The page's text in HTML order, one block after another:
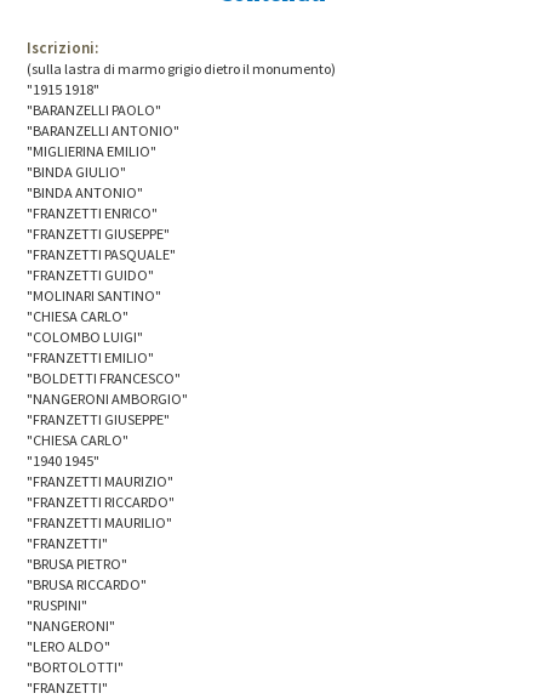
Iscrizioni:
(sulla lastra di marmo grigio dietro il monumento)
"1915 1918"
"BARANZELLI PAOLO"
"BARANZELLI ANTONIO"
"MIGLIERINA EMILIO"
"BINDA GIULIO"
"BINDA ANTONIO"
"FRANZETTI ENRICO"
"FRANZETTI GIUSEPPE"
"FRANZETTI PASQUALE"
"FRANZETTI GUIDO"
"MOLINARI SANTINO"
"CHIESA CARLO"
"COLOMBO LUIGI"
"FRANZETTI EMILIO"
"BOLDETTI FRANCESCO"
"NANGERONI AMBORGIO"
"FRANZETTI GIUSEPPE"
"CHIESA CARLO"
"1940 1945"
"FRANZETTI MAURIZIO"
"FRANZETTI RICCARDO"
"FRANZETTI MAURILIO"
"FRANZETTI"
"BRUSA PIETRO"
"BRUSA RICCARDO"
"RUSPINI"
"NANGERONI"
"LERO ALDO"
"BORTOLOTTI"
"FRANZETTI"